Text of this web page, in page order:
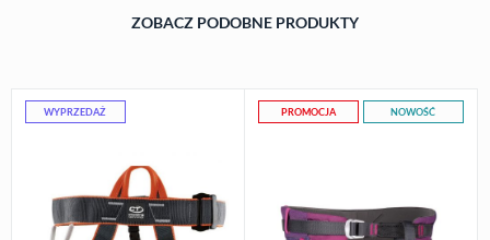
ZOBACZ PODOBNE PRODUKTY
WYPRZEDAŻ PROMOCJA NOWOŚĆ